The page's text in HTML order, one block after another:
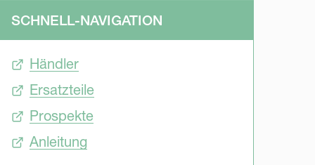
SCHNELL-NAVIGATION
Händler
Ersatzteile
Prospekte
Anleitung